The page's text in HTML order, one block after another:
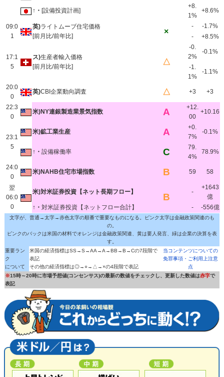
↑・ [設備投資計画]
+8.
1%
+8.6%
09:0
1
英)ライトムーブ住宅価格
[前月比/前年比]
×
-
-1.7%
-
+8.5%
17:1
5
ス)生産者輸入価格
[前月比/前年比]
△
-0.
2%
-0.1%
-1.
1%
-1.1%
20:0
0
英)CBI企業動向調査 △ +3 +3
22:3
0
米)NY連銀製造業景気指数 A
+12.
00
+10.16
23:1
5
米)鉱工業生産 A
+0.
7%
-0.1%
↑・ 設備稼働率 C
79.
4%
78.9%
24:0
0
米)NAHB住宅市場指数 B 59 58
翌
06:0
0
米)対米証券投資【ネット長期フロー】 B -
+1643
億
↑・ 対米証券投資【ネットフロー合計】 - -556億
文字が、普通→太字→赤色太字の順番で重要なものになる。ピンク太字は金融政策関連のも
の。
ピンクのバックは米国の材料でオレンジは金融政策関連、黄は要人発言、緑は企業の決算を表
す。
重要ラン
ク
について
米国の経済指標はSS→S→AA→A→BB→B→Cの7段階で
表記
その他の経済指標は◎→○→△→×の4段階で表記
当コンテンツについての
免罪事項・ご利用上注意
点
※15時～20時に市場予想値(コンセンサス)の最新の数値をチェックし、更新した数値は赤字で
表記